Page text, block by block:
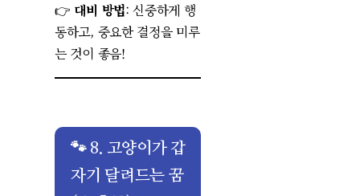
👉 대비 방법: 신중하게 행
동하고, 중요한 결정을 미루
는 것이 좋음!
🐾 8. 고양이가 갑
자기 달려드는 꿈